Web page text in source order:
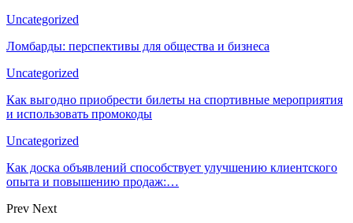
Uncategorized
Ломбарды: перспективы для общества и бизнеса
Uncategorized
Как выгодно приобрести билеты на спортивные мероприятия
и использовать промокоды
Uncategorized
Как доска объявлений способствует улучшению клиентского
опыта и повышению продаж:…
Prev Next